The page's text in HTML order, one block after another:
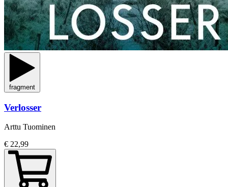
fragment
Verlosser
Arttu Tuominen
€ 22,99